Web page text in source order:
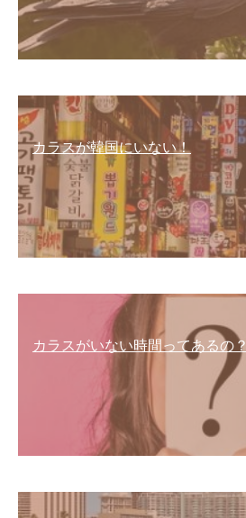
カラスが韓国にいない！
カラスがいない時間ってあるの？